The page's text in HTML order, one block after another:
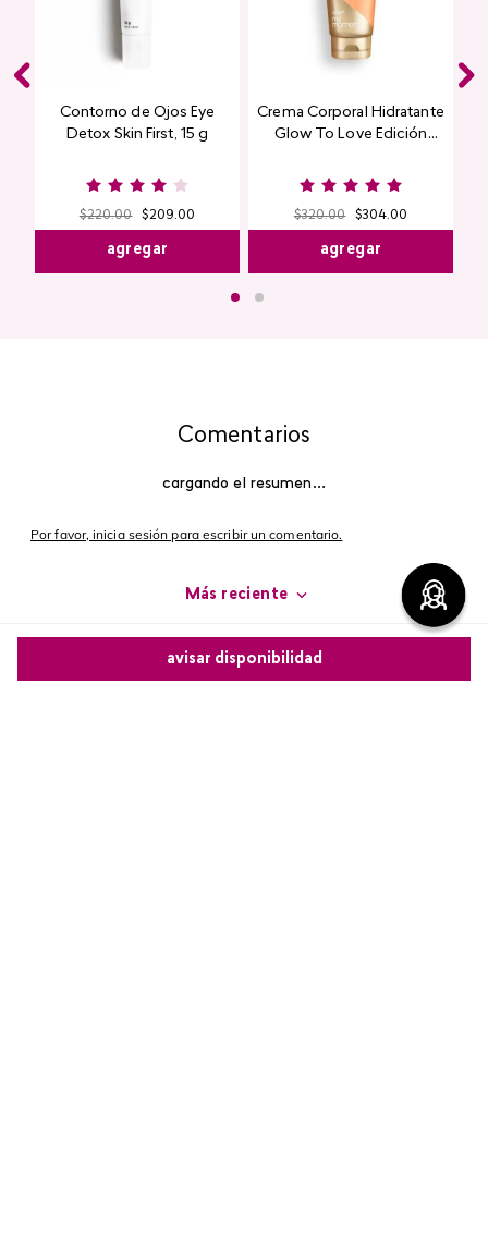
avisar disponibilidad
Contorno de Ojos Eye
Detox Skin First, 15 g
$220.00 $209.00
agregar
Crema Corporal Hidratante
Glow To Love Edición
$320.00 $304.00
agregar
Comentarios
cargando el resumen…
Por favor, inicia sesión para escribir un comentario.
Más reciente
Cargando comentarios…